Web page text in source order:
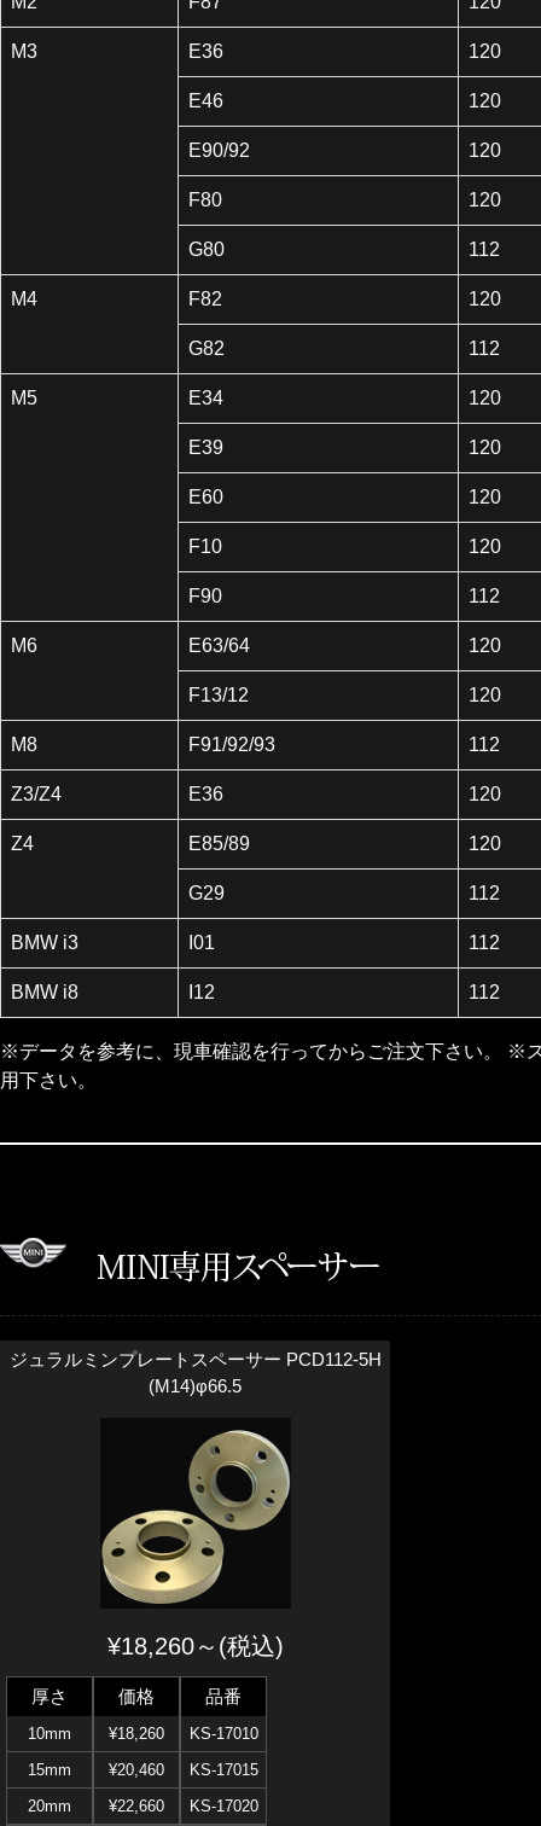
M3 E36 120
E46 120
E90/92 120
F80 120
G80 112
M4 F82 120
G82 112
M5 E34 120
E39 120
E60 120
F10 120
F90 112
M6 E63/64 120
F13/12 120
M8 F91/92/93 112
Z3/Z4 E36 120
Z4 E85/89 120
G29 112
BMW i3 I01 112
BMW i8 I12 112
※データを参考に、現車確認を行ってからご注文下さい。 ※
用下さい。
ジュラルミンプレートスペーサー PCD112-5H
(M14)φ66.5
¥18,260～(税込)
厚さ
10mm
15mm
20mm
価格
¥18,260
¥20,460
¥22,660
品番
KS-17010
KS-17015
KS-17020